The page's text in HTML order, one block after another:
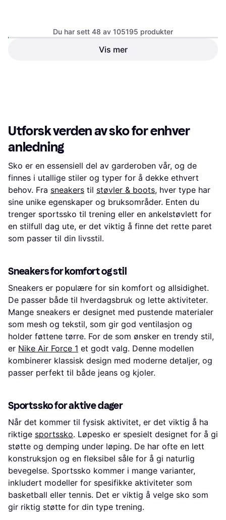
New Balance Fuelcell Rebel
Hoka Bondi 9 Running
Sneakers - White
4.1
Du har sett 48 av 105195 produkter
Vis mer
Utforsk verden av sko for enhver
anledning
Sko er en essensiell del av garderoben vår, og de
finnes i utallige stiler og typer for å dekke ethvert
behov. Fra sneakers til støvler & boots, hver type har
sine unike egenskaper og bruksområder. Enten du
trenger sportssko til trening eller en ankelstøvlett for
en stilfull dag ute, er det viktig å finne det rette paret
som passer til din livsstil.
Sneakers for komfort og stil
Sneakers er populære for sin komfort og allsidighet.
De passer både til hverdagsbruk og lette aktiviteter.
Mange sneakers er designet med pustende materialer
som mesh og tekstil, som gir god ventilasjon og
holder føttene tørre. For de som ønsker en trendy stil,
er Nike Air Force 1 et godt valg. Denne modellen
kombinerer klassisk design med moderne detaljer, og
passer perfekt til både jeans og kjoler.
Sportssko for aktive dager
Når det kommer til fysisk aktivitet, er det viktig å ha
riktige sportssko. Løpesko er spesielt designet for å gi
støtte og demping under løping. De har ofte en lett
konstruksjon og en fleksibel såle for å gi naturlig
bevegelse. Sportssko kommer i mange varianter,
inkludert modeller for spesifikke aktiviteter som
basketball eller tennis. Det er viktig å velge sko som
gir riktig støtte for din type trening.